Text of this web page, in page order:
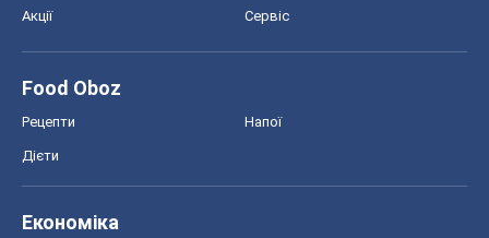
Акції Сервіс
Food Oboz
Рецепти Напої
Дієти
Економіка